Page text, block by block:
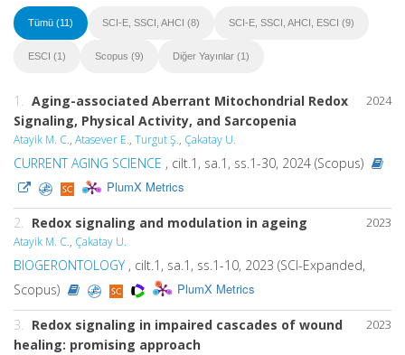
Tümü (11) SCI-E, SSCI, AHCI (8) SCI-E, SSCI, AHCI, ESCI (9)
ESCI (1) Scopus (9) Diğer Yayınlar (1)
2024
1. Aging-associated Aberrant Mitochondrial Redox
Signaling, Physical Activity, and Sarcopenia
Atayik M. C., Atasever E., Turgut Ş., Çakatay U.
CURRENT AGING SCIENCE , cilt.1, sa.1, ss.1-30, 2024 (Scopus)
PlumX Metrics
2023
2. Redox signaling and modulation in ageing
Atayik M. C., Çakatay U.
BIOGERONTOLOGY , cilt.1, sa.1, ss.1-10, 2023 (SCI-Expanded,
Scopus)
PlumX Metrics
2023
3. Redox signaling in impaired cascades of wound
healing: promising approach